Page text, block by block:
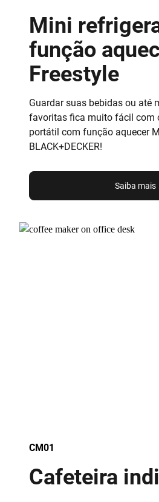
Mini
função
Freestyle
Guardar suas bebidas ou até
favoritas fica muito fácil com
portátil com função aquecer
BLACK+DECKER!
Saiba mais
CM01
Cafeteira